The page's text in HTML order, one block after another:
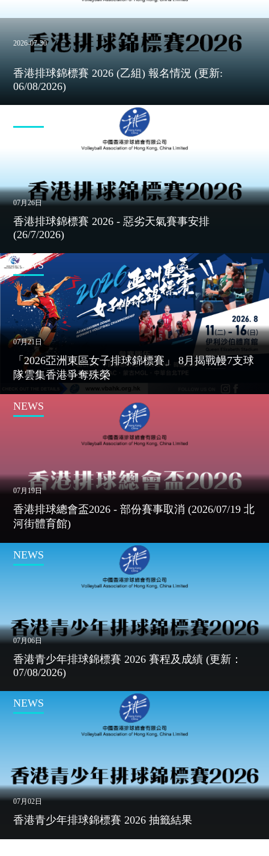
2026-07-30
香港排球錦標賽 2026 (乙組) 報名情況 (更新:
06/08/2026)
07月26日
香港排球錦標賽 2026 - 惡劣天氣賽事安排
(26/7/2026)
NEWS
07月21日
「2026亞洲東區女子排球錦標賽」 8月揭戰幔7支球
隊雲集香港爭奪殊榮
NEWS
07月19日
香港排球總會盃2026 - 部份賽事取消 (2026/07/19 北
河街體育館)
NEWS
07月06日
香港青少年排球錦標賽 2026 賽程及成績 (更新：
07/08/2026)
NEWS
07月02日
香港青少年排球錦標賽 2026 抽籤結果